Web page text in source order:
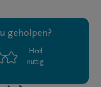
geholpen?
Heel
nuttig